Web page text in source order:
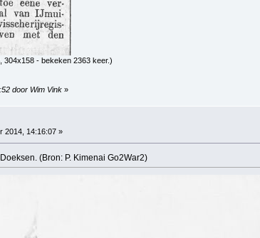
304x158 - bekeken 2363 keer.)
door Wim Vink»
2014, 14:16:07 »
(Bron: P. Kimenai Go2War2)